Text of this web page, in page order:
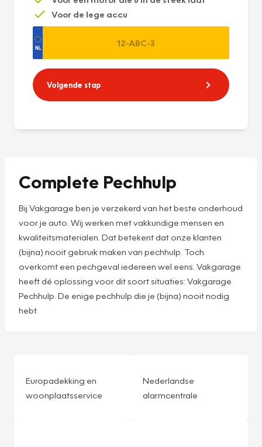
Voor de lege accu
Volgende stap
Complete Pechhulp
Bij Vakgarage ben je verzekerd van het beste onderhoud
voor je auto. Wij werken met vakkundige mensen en
kwaliteitsmaterialen. Dat betekent dat onze klanten
(bijna) nooit gebruik maken van pechhulp. Toch
overkomt een pechgeval iedereen wel eens. Vakgarage
heeft dé oplossing voor dit soort situaties: Vakgarage
Pechhulp. De enige pechhulp die je (bijna) nooit nodig
hebt.
Europadekking en
woonplaatsservice
Nederlandse
alarmcentrale